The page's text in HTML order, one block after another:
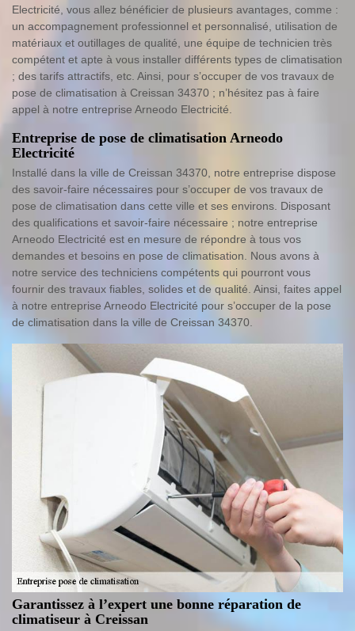
Electricité, vous allez bénéficier de plusieurs avantages, comme :
un accompagnement professionnel et personnalisé, utilisation de
matériaux et outillages de qualité, une équipe de technicien très
compétent et apte à vous installer différents types de climatisation
; des tarifs attractifs, etc. Ainsi, pour s’occuper de vos travaux de
pose de climatisation à Creissan 34370 ; n’hésitez pas à faire
appel à notre entreprise Arneodo Electricité.
Entreprise de pose de climatisation Arneodo
Electricité
Installé dans la ville de Creissan 34370, notre entreprise dispose
des savoir-faire nécessaires pour s’occuper de vos travaux de
pose de climatisation dans cette ville et ses environs. Disposant
des qualifications et savoir-faire nécessaire ; notre entreprise
Arneodo Electricité est en mesure de répondre à tous vos
demandes et besoins en pose de climatisation. Nous avons à
notre service des techniciens compétents qui pourront vous
fournir des travaux fiables, solides et de qualité. Ainsi, faites appel
à notre entreprise Arneodo Electricité pour s’occuper de la pose
de climatisation dans la ville de Creissan 34370.
Garantissez à l’expert une bonne réparation de
climatiseur à Creissan